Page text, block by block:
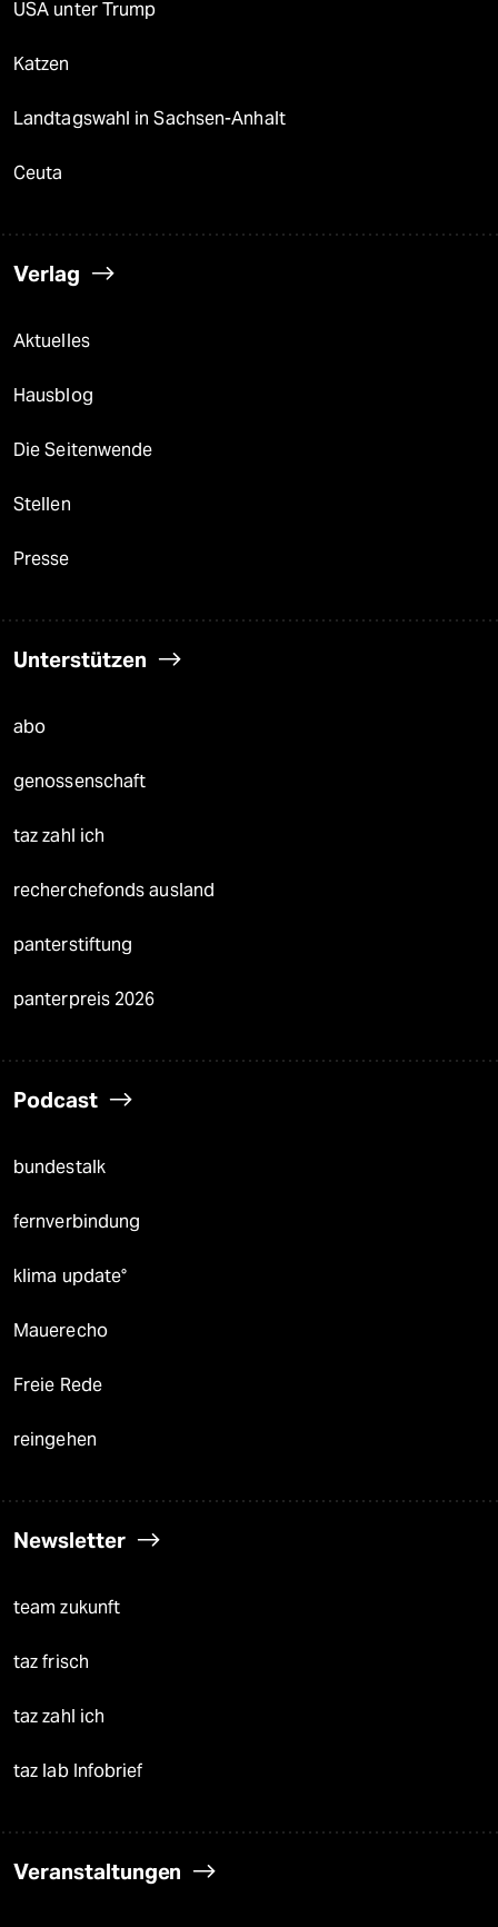
USA unter Trump
Katzen
Landtagswahl in Sachsen-Anhalt
Ceuta
Verlag
Aktuelles
Hausblog
Die Seitenwende
Stellen
Presse
Unterstützen
abo
genossenschaft
taz zahl ich
recherchefonds ausland
panterstiftung
panterpreis 2026
Podcast
bundestalk
fernverbindung
klima update°
Mauerecho
Freie Rede
reingehen
Newsletter
team zukunft
taz frisch
taz zahl ich
taz lab Infobrief
Veranstaltungen